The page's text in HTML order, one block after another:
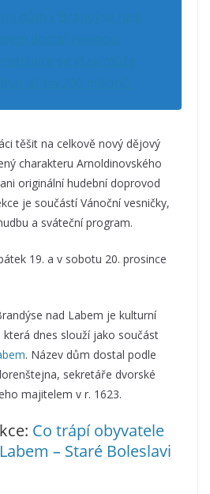
těšit na celkově nový dějový
charakteru Arnoldinovského
originální hudební doprovod
je součástí Vánoční vesničky,
a sváteční program.
19. a v sobotu 20. prosince
nad Labem je kulturní
dnes slouží jako součást
. Název dům dostal podle
sekretáře dvorské
majitelem v r. 1623.
Co trápí obyvatele
– Staré Boleslavi